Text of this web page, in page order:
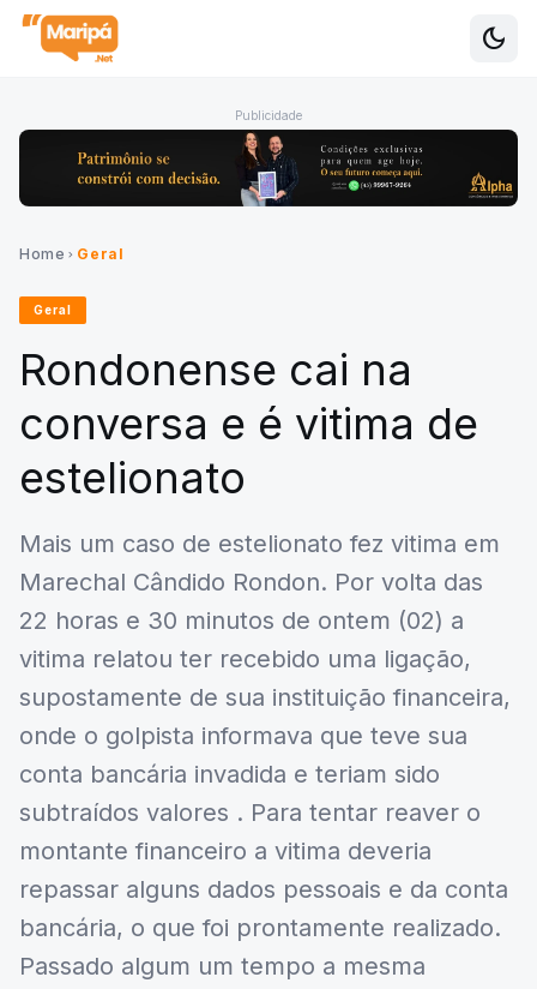
dark_mode
Publicidade
Home chevron_right Geral
Geral
Rondonense cai na
conversa e é vitima de
estelionato
Mais um caso de estelionato fez vitima em
Marechal Cândido Rondon. Por volta das
22 horas e 30 minutos de ontem (02) a
vitima relatou ter recebido uma ligação,
supostamente de sua instituição financeira,
onde o golpista informava que teve sua
conta bancária invadida e teriam sido
subtraídos valores . Para tentar reaver o
montante financeiro a vitima deveria
repassar alguns dados pessoais e da conta
bancária, o que foi prontamente realizado.
Passado algum um tempo a mesma